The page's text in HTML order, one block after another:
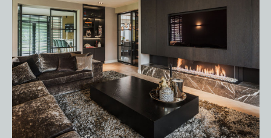
OVER ONS
VACATURES
ONDERHOUDSPRODUCTEN
SERVICE AFSPRAAK INPLANNEN
APPARATEN REGISTREREN